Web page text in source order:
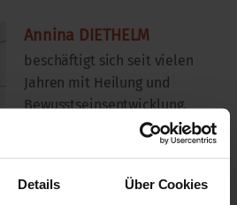
Details Über Cookies
Annina DIETHELM
beschäftigt sich seit vielen
Jahren mit Heilung und
Bewusstseinsentwicklung.
Die Ausbildung bei
Matthias Weiss hat ihre
Klarheit auf diesem Weg